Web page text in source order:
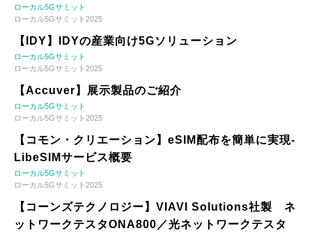
ローカル5Gサミット
ローカル5Gサミット2025
【IDY】IDYの産業向け5Gソリューション
ローカル5Gサミット
ローカル5Gサミット2025
【Accuver】展示製品のご紹介
ローカル5Gサミット
ローカル5Gサミット2025
【コモン・クリエーション】eSIM配布を簡単に実現-
LibeSIMサービス概要
ローカル5Gサミット
ローカル5Gサミット2025
【コーンズテクノロジー】VIAVI Solutions社製 ネ
ットワークテスタONA800／光ネットワークテスタ